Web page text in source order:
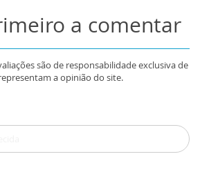
a comentar
são de responsabilidade exclusiva de
a opinião do site.